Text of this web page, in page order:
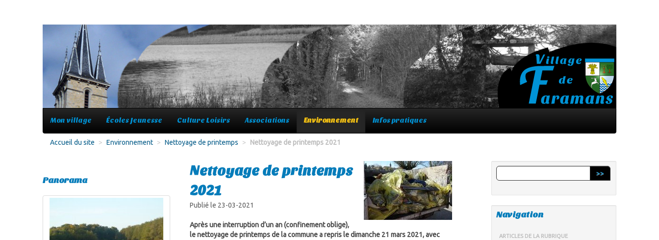
Mon village Écoles Jeunesse Culture Loisirs Associations Environnement Infos pratiques
Accueil du site > Environnement > Nettoyage de printemps > Nettoyage de printemps 2021
Nettoyage de printemps
2021
Publié le 23-03-2021
Après une interruption d’un an (confinement oblige),
le nettoyage de printemps de la commune a repris le dimanche 21 mars 2021, avec
>>
Navigation
ARTICLES DE LA RUBRIQUE
Panorama